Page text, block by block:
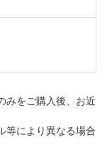
みをご購入後、お近
等により異なる場合